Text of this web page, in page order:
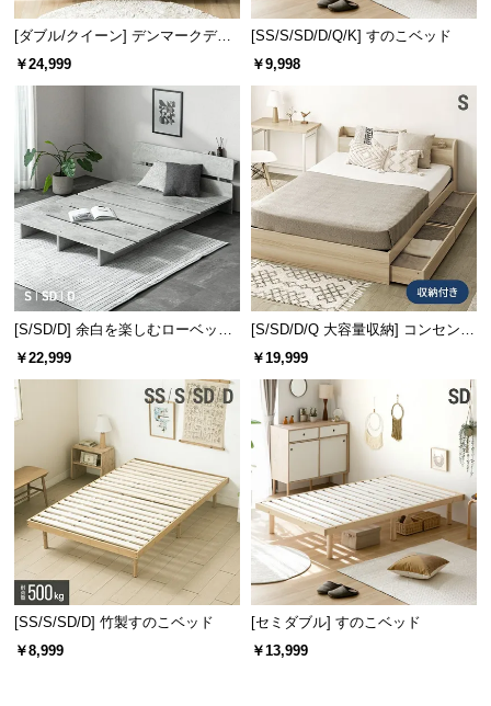
[ダブル/クイーン] デンマークデザ
イン ベッドフレーム 木目調
￥24,999
[SS/S/SD/D/Q/K] すのこベッド
￥9,998
[S/SD/D] 余白を楽しむローベッド
フレーム 天然木調 ステージベッド
2口コンセントタイプ
￥22,999
[S/SD/D/Q 大容量収納] コンセント
機能付きベッド 収納左右組み換え
￥19,999
[SS/S/SD/D] 竹製すのこベッド
￥8,999
[セミダブル] すのこベッド
￥13,999